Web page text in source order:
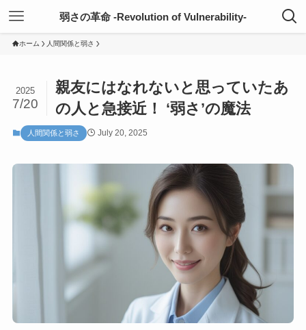
弱さの革命 -Revolution of Vulnerability-
ホーム 人間関係と弱さ
親友にはなれないと思っていたあ
の人と急接近！ ‘弱さ’の魔法
2025
7/20
人間関係と弱さ July 20, 2025